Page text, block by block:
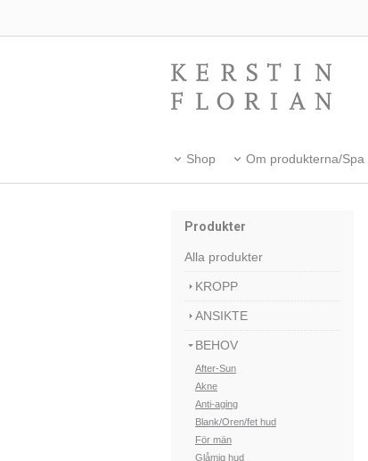
Shop Om produkterna/Spa
Produkter
Alla produkter
KROPP
ANSIKTE
BEHOV
After-Sun
Akne
Anti-aging
Blank/Oren/fet hud
För män
Glåmig hud